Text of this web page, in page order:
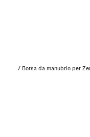
/ Borsa da manubrio per